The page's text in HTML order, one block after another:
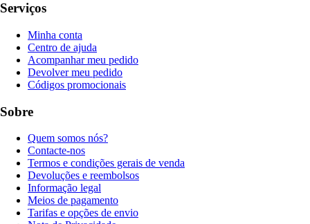
Serviços
Minha conta
Centro de ajuda
Acompanhar meu pedido
Devolver meu pedido
Códigos promocionais
Sobre
Quem somos nós?
Contacte-nos
Termos e condições gerais de venda
Devoluções e reembolsos
Informação legal
Meios de pagamento
Tarifas e opções de envio